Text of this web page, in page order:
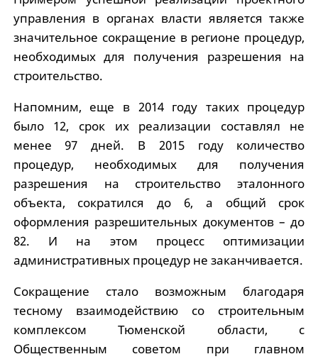
управления в органах власти является также
значительное сокращение в регионе процедур,
необходимых для получения разрешения на
строительство.
Напомним, еще в 2014 году таких процедур
было 12, срок их реализации составлял не
менее 97 дней. В 2015 году количество
процедур, необходимых для получения
разрешения на строительство эталонного
объекта, сократился до 6, а общий срок
оформления разрешительных документов – до
82. И на этом процесс оптимизации
административных процедур не заканчивается.
Сокращение стало возможным благодаря
тесному взаимодействию со строительным
комплексом Тюменской области, с
Общественным советом при главном